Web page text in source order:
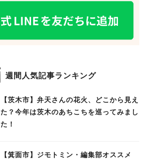
週間人気記事ランキング
【茨木市】弁天さんの花火、どこから見え
た？今年は茨木のあちこちを巡ってみまし
た！
【箕面市】ジモトミン・編集部オススメ